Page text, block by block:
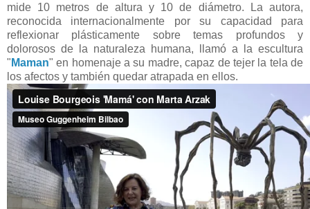
mide 10 metros de altura y 10 de diámetro. La autora,
reconocida internacionalmente por su capacidad para
reflexionar plásticamente sobre temas profundos y
dolorosos de la naturaleza humana, llamó a la escultura
" Maman" en homenaje a su madre, capaz de tejer la tela de
los afectos y también quedar atrapada en ellos.